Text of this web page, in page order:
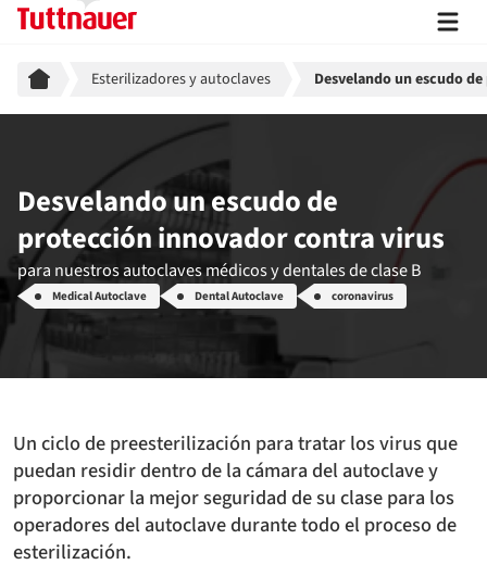
BreadcrumbEsterilizadores y autoclaves Desvelando un escudo
Desvelando un escudo de
protección innovador contra virus
para nuestros autoclaves médicos y dentales de clase B
Medical Autoclave Dental Autoclave coronavirus
Un ciclo de preesterilización para tratar los virus que
puedan residir dentro de la cámara del autoclave y
proporcionar la mejor seguridad de su clase para los
operadores del autoclave durante todo el proceso de
esterilización.